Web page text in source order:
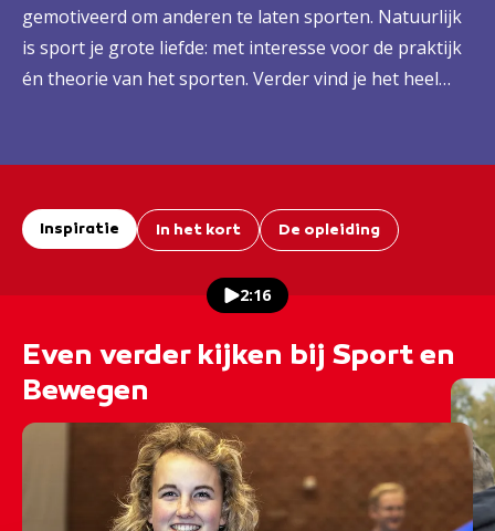
gemotiveerd om anderen te laten sporten. Natuurlijk
is sport je grote liefde: met interesse voor de praktijk
én theorie van het sporten. Verder vind je het heel
Inspiratie In het kort De opleiding
2:16
Even verder kijken bij Sport en
Bewegen